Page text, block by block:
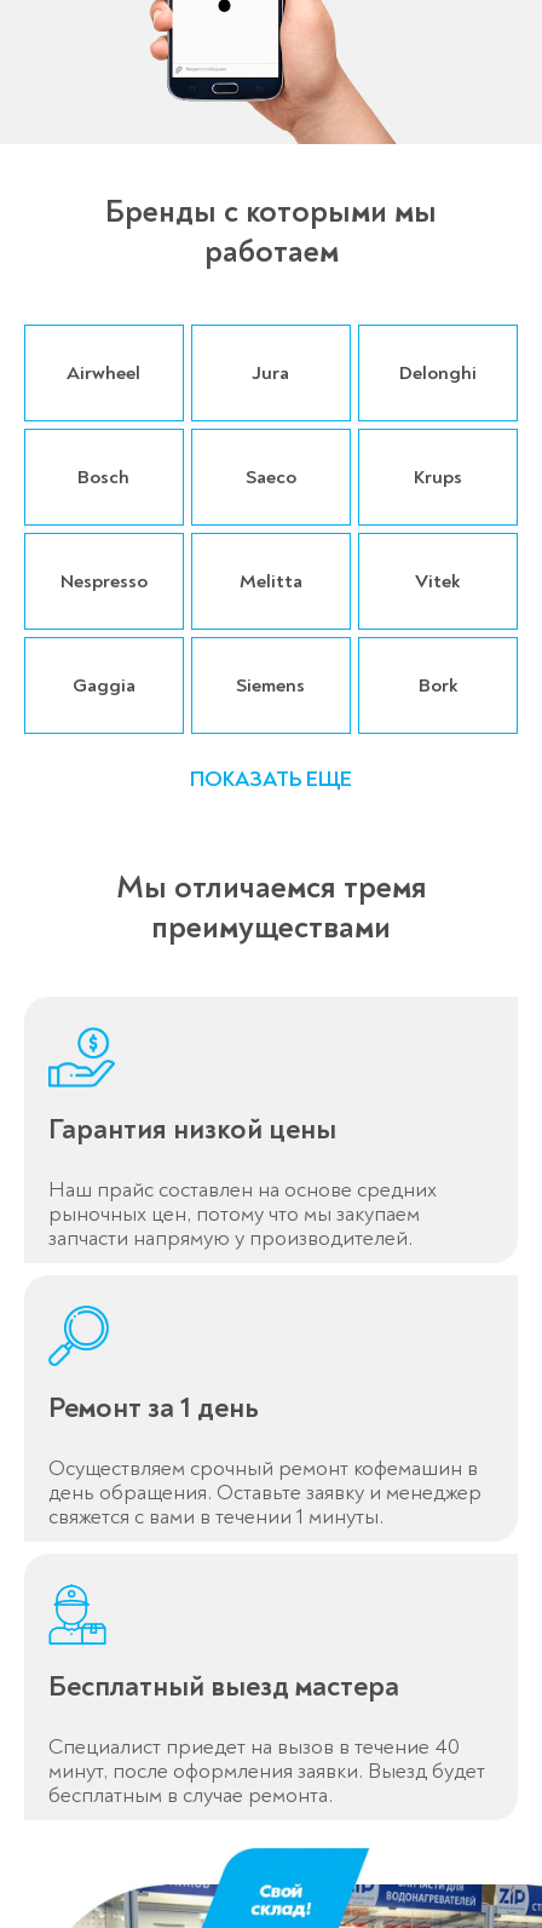
Бренды с которыми мы
работаем
Airwheel Jura Delonghi
Bosch Saeco Krups
Nespresso Melitta Vitek
Gaggia Siemens Bork
ПОКАЗАТЬ ЕЩЕ
Мы отличаемся тремя
преимуществами
Гарантия низкой цены
Наш прайс составлен на основе средних
рыночных цен, потому что мы закупаем
запчасти напрямую у производителей.
Ремонт за 1 день
Осуществляем срочный ремонт кофемашин в
день обращения. Оставьте заявку и менеджер
свяжется с вами в течении 1 минуты.
Бесплатный выезд мастера
Специалист приедет на вызов в течение 40
минут, после оформления заявки. Выезд будет
бесплатным в случае ремонта.